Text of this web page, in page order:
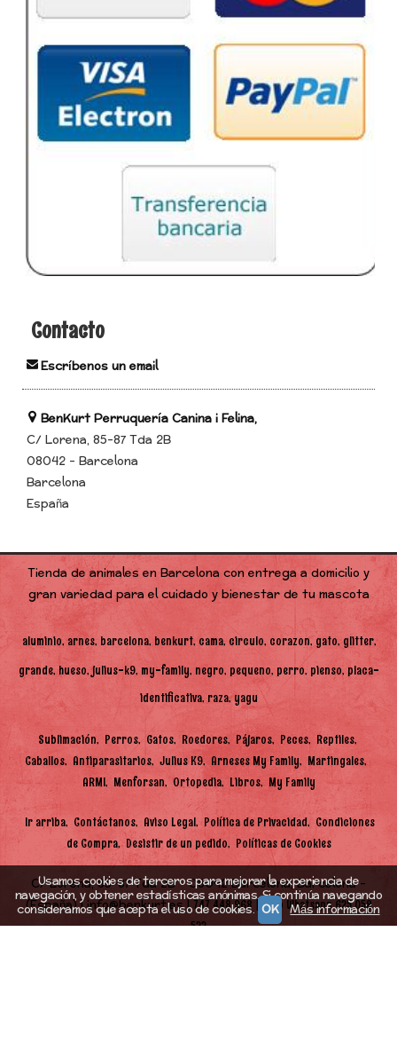
Contacto
Escríbenos un email
BenKurt Perruquería Canina i Felina,
C/ Lorena, 85-87 Tda 2B
08042 - Barcelona
Barcelona
España
Tienda de animales en Barcelona con entrega a domicilio y
gran variedad para el cuidado y bienestar de tu mascota
aluminio arnes barcelona benkurt cama circulo corazon gato glitter
grande hueso julius-k9 my-family negro pequeno perro pienso placa-
identificativa raza yagu
Sublimación Perros Gatos Roedores Pájaros Peces
Reptiles
Caballos Antiparasitarios Julius K9 Arneses My Family
Martingales
ARMI
Menforsan Ortopedia Libros My Family
Ir arriba Contáctanos Aviso Legal Política de Privacidad Condiciones
de Compra Desistir de un pedido Políticas de Cookies
C/ Lorena, 85-87 Tda 2B - 08042 Barcelona, Barcelona -
(España) | info@benkurt.es |747 448 968|Solo Whatsapp 625 058
522
Usamos cookies de terceros para mejorar la experiencia de
navegación, y obtener estadísticas anónimas. Si continúa navegando
consideramos que acepta el uso de cookies. OK Más información